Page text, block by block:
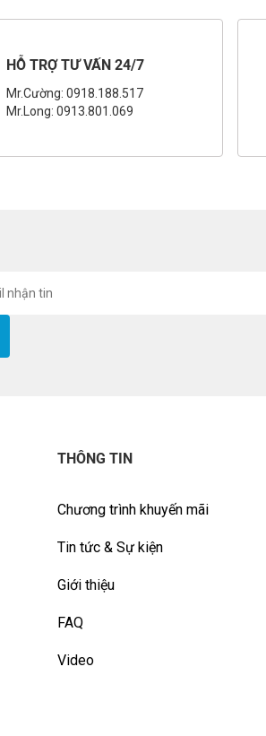
HỖ TRỢ TƯ VẤN 24/7
Mr.Cường: 0918.188.517
Mr.Long: 0913.801.069
THÔNG TIN
Chương trình khuyến mãi
Tin tức & Sự kiện
Giới thiệu
FAQ
Video